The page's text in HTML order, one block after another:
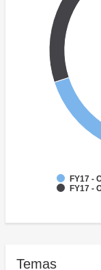
FY17 -
FY17 -
Temas